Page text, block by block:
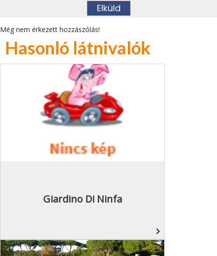
Még nem érkezett hozzászólás!
Hasonló látnivalók
Giardino Di Ninfa
navigate_next